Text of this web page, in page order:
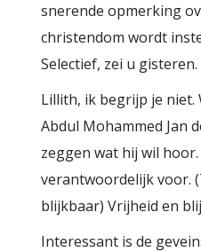
snerende opmerking
christendom wordt
Selectief, zei u gisteren.
Lillith, ik begrijp je niet.
Abdul Mohammed Jan
zeggen wat hij wil
verantwoordelijk voor.
blijkbaar) Vrijheid en
Interessant is de